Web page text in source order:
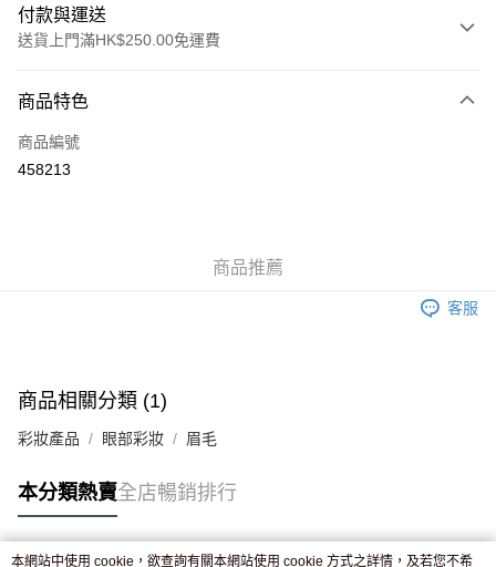
付款與運送
送貨上門滿HK$250.00免運費
信用卡
Apple Pay
商品特色
商品編號
458213
商品推薦
客服
商品相關分類 (1)
彩妝產品 眼部彩妝 眉毛
本分類熱賣全店暢銷排行
本網站中使用 cookie，欲查詢有關本網站使用 cookie 方式之詳情，及若您不希